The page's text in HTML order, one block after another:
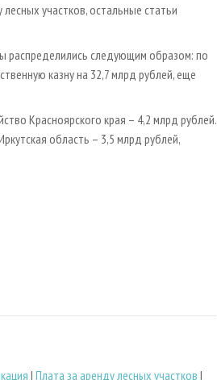
участков, остальные статьи
распределились следующим образом: по
казну на 32,7 млрд рублей, еще
Красноярского края – 4,2 млрд рублей.
область – 3,5 млрд рублей,
| Плата за аренду лесных участков |